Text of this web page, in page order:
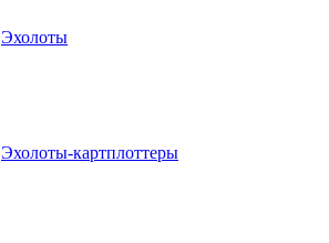
Эхолоты
Эхолоты-картплоттеры